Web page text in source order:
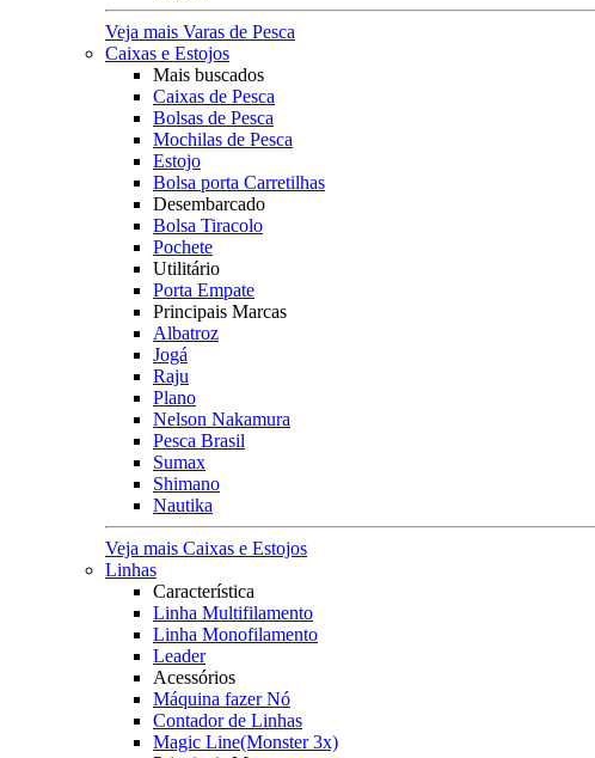
Veja mais Varas de Pesca
Caixas e Estojos
Mais buscados
Caixas de Pesca
Bolsas de Pesca
Mochilas de Pesca
Estojo
Bolsa porta Carretilhas
Desembarcado
Bolsa Tiracolo
Pochete
Utilitário
Porta Empate
Principais Marcas
Albatroz
Jogá
Raju
Plano
Nelson Nakamura
Pesca Brasil
Sumax
Shimano
Nautika
Veja mais Caixas e Estojos
Linhas
Característica
Linha Multifilamento
Linha Monofilamento
Leader
Acessórios
Máquina fazer Nó
Contador de Linhas
Magic Line(Monster 3x)